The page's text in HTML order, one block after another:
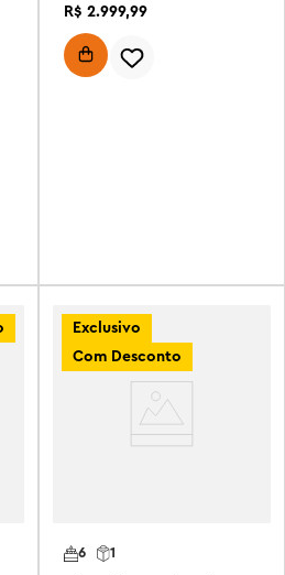
R$ 2.999,99
Exclusivo
Com Desconto
6 1